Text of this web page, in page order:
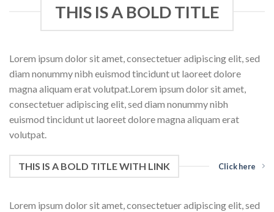
THIS IS A BOLD TITLE
Lorem ipsum dolor sit amet, consectetuer adipiscing elit, sed
diam nonummy nibh euismod tincidunt ut laoreet dolore
magna aliquam erat volutpat.Lorem ipsum dolor sit amet,
consectetuer adipiscing elit, sed diam nonummy nibh
euismod tincidunt ut laoreet dolore magna aliquam erat
volutpat.
THIS IS A BOLD TITLE WITH LINK Click here
Lorem ipsum dolor sit amet, consectetuer adipiscing elit, sed